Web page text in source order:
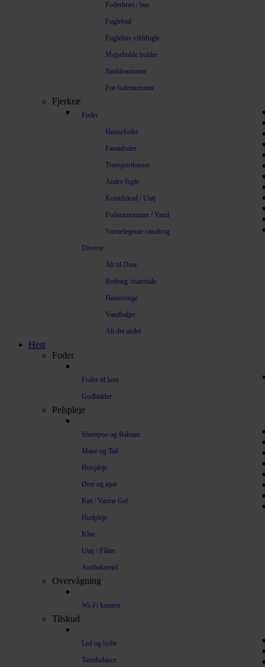
Foderbræt / hus
Fuglebad
Fuglehus vildtfugle
Mejsebolde holder
Nøddeautomat
Frø foderautomat
Fjerkræ
Foder
Hønsefoder
Fasanfoder
Transportkasser
Andre fugle
Kosttilskud / Utøj
Foderautomater / Vand
Varmelegeme vandtrug
Diverse
Alt til Duer
Redeæg /materiale
Hønseringe
Vandbaljer
Alt det andet
Hest
Foder
Foder til hest
Godbidder
Pelspleje
Shampoo og Balsam
Mane og Tail
Hovpleje
Ører og øjne
Køl / Varme Gel
Hudpleje
Kløe
Utøj / Flåter
Antibakteriel
Overvågning
Wi-Fi kamera
Tilskud
Led og hofte
Tarmbalance